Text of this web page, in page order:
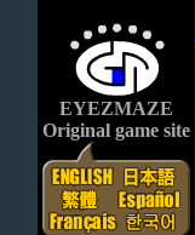
EYEZMAZE
Original game site